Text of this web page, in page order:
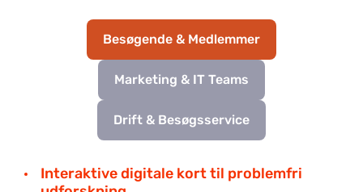
Besøgende & Medlemmer
Marketing & IT Teams
Drift & Besøgsservice
Interaktive digitale kort til problemfri